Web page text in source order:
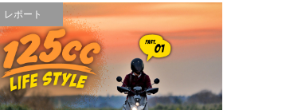
レポート